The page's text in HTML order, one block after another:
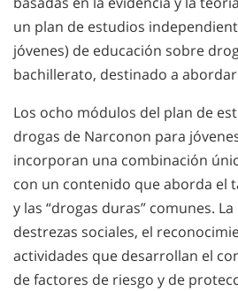
un plan de estudios
jóvenes) de educación sobre
bachillerato, destinado a
Los ocho módulos del plan de
drogas de Narconon para
incorporan una combinación
con un contenido que aborda el
y las “drogas duras” comunes.
destrezas sociales, el
actividades que desarrollan el
de factores de riesgo y de